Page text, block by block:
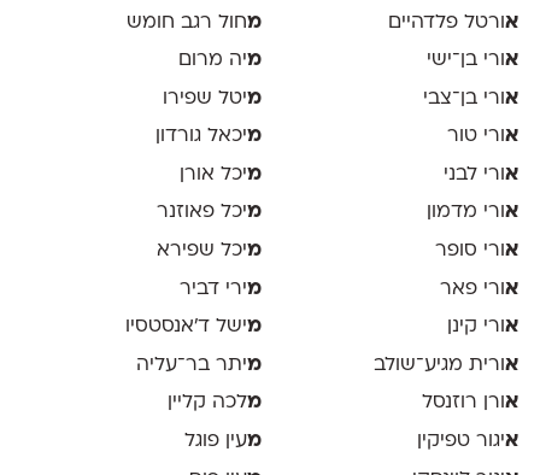
אורטל פלדהיים
אורי בן־ישי
אורי בן־צבי
אורי טור
אורי לבני
אורי מדמון
אורי סופר
אורי פאר
אורי קינן
אורית מגיע־שולב
אורן רוזנסל
איגור טפיקין
מחול רגב חומש
מיה מרום
מיטל שפירו
מיכאל גורדון
מיכל אורן
מיכל פאוזנר
מיכל שפירא
מירי דביר
מישל ד׳אנסטסיו
מיתר בר־עליה
מלכה קליין
מעין פוגל